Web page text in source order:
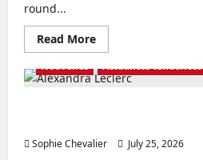
connaître
round...
Read MoreRead
more
Dernier
combat,
Tyson
Fury
Nouvelles Actualités tendances
Sophie Chevalier
July 25, 2026